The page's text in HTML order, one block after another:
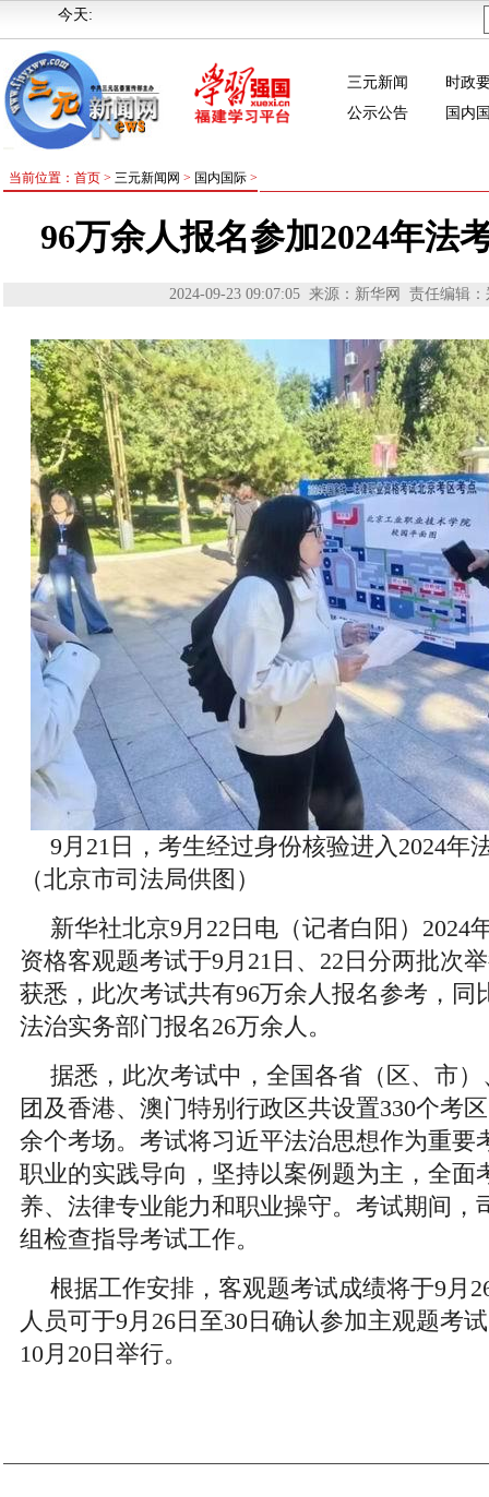
今天:
三元新闻
时政
公示公告
国内
当前位置：首页 > 三元新闻网 > 国内国际>
96万余人报名参加2024年法
2024-09-23 09:07:05 来源：新华网 责任编辑
9月21日，考生经过身份核验进入2024年
（北京市司法局供图）
新华社北京9月22日电（记者白阳）2024
资格客观题考试于9月21日、22日分两批次
获悉，此次考试共有96万余人报名参考，同
法治实务部门报名26万余人。
据悉，此次考试中，全国各省（区、市
团及香港、澳门特别行政区共设置330个考
余个考场。考试将习近平法治思想作为重要
职业的实践导向，坚持以案例题为主，全面
养、法律专业能力和职业操守。考试期间，
组检查指导考试工作。
根据工作安排，客观题考试成绩将于9月
人员可于9月26日至30日确认参加主观题考
10月20日举行。